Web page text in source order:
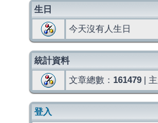
生日
今天沒有人生日
統計資料
文章總數： 161479 |
登入